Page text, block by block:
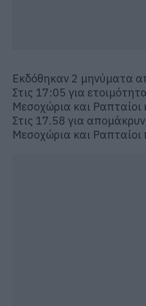
Εκδόθηκαν 2 μηνύματα
Στις 17:05 για
Μεσοχώρια και Ραπταίοι
Στις 17.58 για
Μεσοχώρια και Ραπταίοι